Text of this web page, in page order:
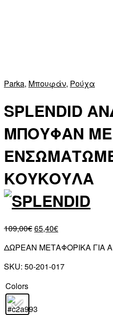
Parka, Μπουφάν, Ρούχα
SPLENDID
ΜΠΟΥΦΑΝ ΜΕ
ΚΟΥΚΟΥΛΑ
109,00€65,40€
ΔΩΡΕΑΝ ΜΕΤΑΦΟΡΙΚΑ ΓΙΑ
SKU: 50-201-017
Colors